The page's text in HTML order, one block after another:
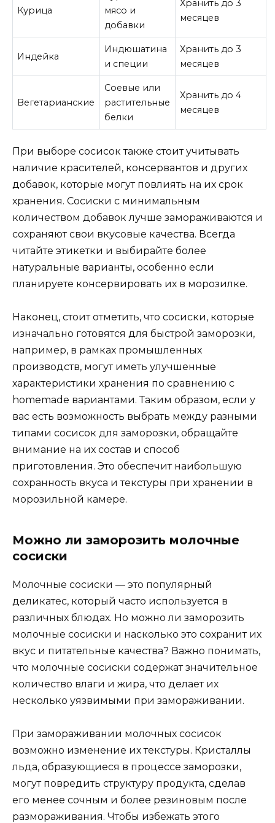
Курица
мясо и
добавки
Хранить до 3
месяцев
Индейка
Индюшатина
и специи
Хранить до 3
месяцев
Вегетарианские
Соевые или
растительные
белки
Хранить до 4
месяцев
При выборе сосисок также стоит учитывать
наличие красителей, консервантов и других
добавок, которые могут повлиять на их срок
хранения. Сосиски с минимальным
количеством добавок лучше замораживаются и
сохраняют свои вкусовые качества. Всегда
читайте этикетки и выбирайте более
натуральные варианты, особенно если
планируете консервировать их в морозилке.
Наконец, стоит отметить, что сосиски, которые
изначально готовятся для быстрой заморозки,
например, в рамках промышленных
производств, могут иметь улучшенные
характеристики хранения по сравнению с
homemade вариантами. Таким образом, если у
вас есть возможность выбрать между разными
типами сосисок для заморозки, обращайте
внимание на их состав и способ
приготовления. Это обеспечит наибольшую
сохранность вкуса и текстуры при хранении в
морозильной камере.
Можно ли заморозить молочные
сосиски
Молочные сосиски — это популярный
деликатес, который часто используется в
различных блюдах. Но можно ли заморозить
молочные сосиски и насколько это сохранит их
вкус и питательные качества? Важно понимать,
что молочные сосиски содержат значительное
количество влаги и жира, что делает их
несколько уязвимыми при замораживании.
При замораживании молочных сосисок
возможно изменение их текстуры. Кристаллы
льда, образующиеся в процессе заморозки,
могут повредить структуру продукта, сделав
его менее сочным и более резиновым после
размораживания. Чтобы избежать этого